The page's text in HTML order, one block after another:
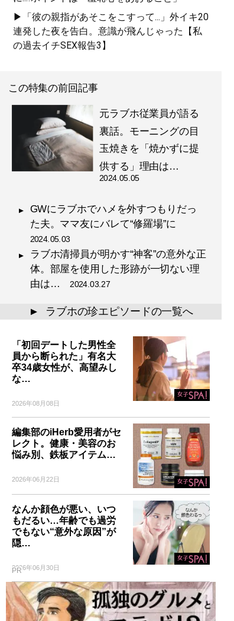
▶「彼の親指があそこをこすって...」外イキ20
連発した夜を告白。意識が飛んじゃった【私
の過去イチSEX報告3】
この特集の前回記事
元ラブホ従業員が語る
裏話。モーニングの目
玉焼きを「焼かずに提
供する」理由は…
2024.05.05
GWにラブホでハメを外すつもりだっ
た夫。ママ友にバレて“修羅場”に
2024.05.03
ラブホ清掃員が明かす“神客”の意外な正
体。部屋を使用した形跡が一切ない理
由は…2024.03.27
▲ ラブホの珍エピソードの一覧へ
「初回デートした男性全
員から断られた」有名大
卒34歳女性が、高望みし
な…
2026年08月08日
編集部のiHerb愛用者がセ
レクト。健康・美容のお
悩み別、鉄板アイテム…
2026年06月22日
なんか顔色が悪い、いつ
もだるい…年齢でも過労
でもない“意外な原因”が
隠…
2026年06月30日
PR